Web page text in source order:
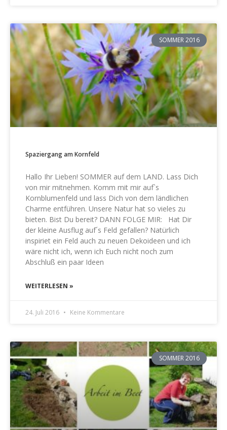
SOMMER 2016
Spaziergang am Kornfeld
Hallo Ihr Lieben! SOMMER auf dem LAND. Lass Dich
von mir mitnehmen. Komm mit mir auf`s
Kornblumenfeld und lass Dich von dem ländlichen
Charme entführen. Unsere Natur hat so vieles zu
bieten. Bist Du bereit? DANN FOLGE MIR: Hat Dir
der kleine Ausflug auf´s Feld gefallen? Natürlich
inspiriet ein Feld auch zu neuen Dekoideen und ich
wäre nicht ich, wenn ich Euch nicht noch zum
Abschluß ein paar Ideen
WEITERLESEN »
24. Juli 2016 Keine Kommentare
SOMMER 2016